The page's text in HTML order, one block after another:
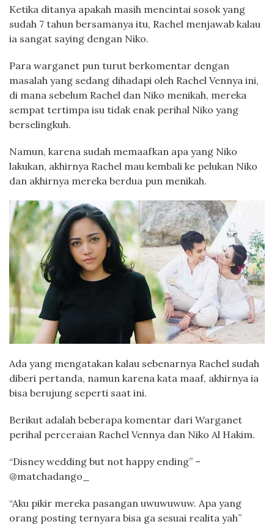
Ketika ditanya apakah masih mencintai sosok yang
sudah 7 tahun bersamanya itu, Rachel menjawab kalau
ia sangat saying dengan Niko.
Para warganet pun turut berkomentar dengan
masalah yang sedang dihadapi oleh Rachel Vennya ini,
di mana sebelum Rachel dan Niko menikah, mereka
sempat tertimpa isu tidak enak perihal Niko yang
berselingkuh.
Namun, karena sudah memaafkan apa yang Niko
lakukan, akhirnya Rachel mau kembali ke pelukan Niko
dan akhirnya mereka berdua pun menikah.
Ada yang mengatakan kalau sebenarnya Rachel sudah
diberi pertanda, namun karena kata maaf, akhirnya ia
bisa berujung seperti saat ini.
Berikut adalah beberapa komentar dari Warganet
perihal perceraian Rachel Vennya dan Niko Al Hakim.
“Disney wedding but not happy ending” –
@matchadango_
“Aku pikir mereka pasangan uwuwuwuw. Apa yang
orang posting ternyara bisa ga sesuai realita yah”